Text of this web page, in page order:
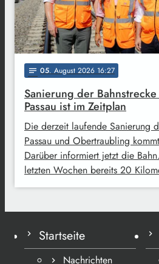
notes 05. August 2026 16:27
Sanierung der
Passau ist im Zeitplan
Die derzeit laufende Sanierung
Passau und Obertraubling
Darüber informiert jetzt die
letzten Wochen bereits 20
Startseite
Nachrichten